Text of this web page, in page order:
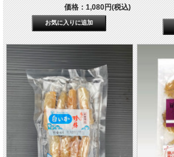
価格：1,080円(税込)